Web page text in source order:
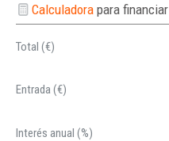
Calculadorapara financiar
Total (€)
Entrada (€)
Interés anual (%)